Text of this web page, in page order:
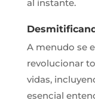
al instante.
A menudo se
revolucionar
vidas,
esencial